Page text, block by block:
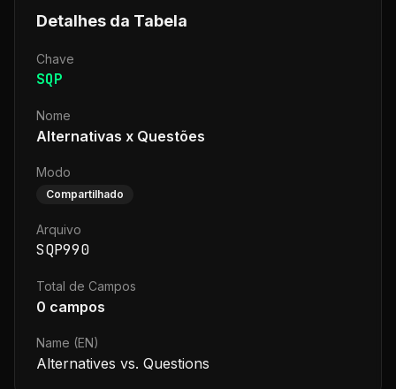
Detalhes da Tabela
Chave
SQP
Nome
Alternativas x Questões
Modo
Compartilhado
Arquivo
SQP990
Total de Campos
0 campos
Name (EN)
Alternatives vs. Questions